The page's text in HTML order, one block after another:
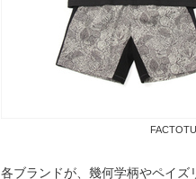
各ブランドが、幾何学柄やペイ